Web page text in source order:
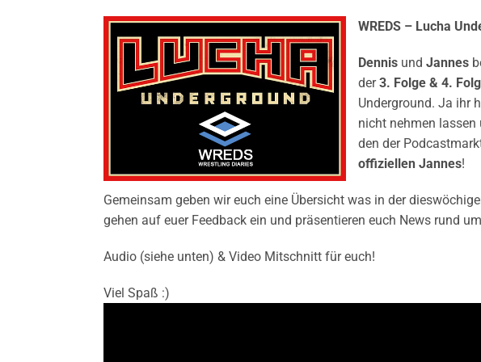
WREDS – Lucha
Dennis undJannes
der3. Folge & 4.
Underground. Ja ihr
nicht nehmen lassen
den der
offiziellen Jannes!
Gemeinsam geben wir euch eine Übersicht was in der
gehen auf euer Feedback ein und präsentieren euch News rund
Audio (siehe unten) & Video Mitschnitt für euch!
Viel Spaß :)